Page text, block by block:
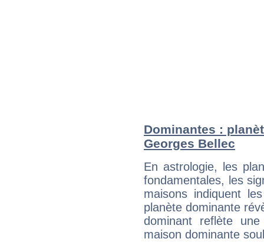
Dominantes :
Georges Bellec
En astrologie, les
fondamentales, les
maisons indiquent
planète dominante
dominant reflète
maison dominante